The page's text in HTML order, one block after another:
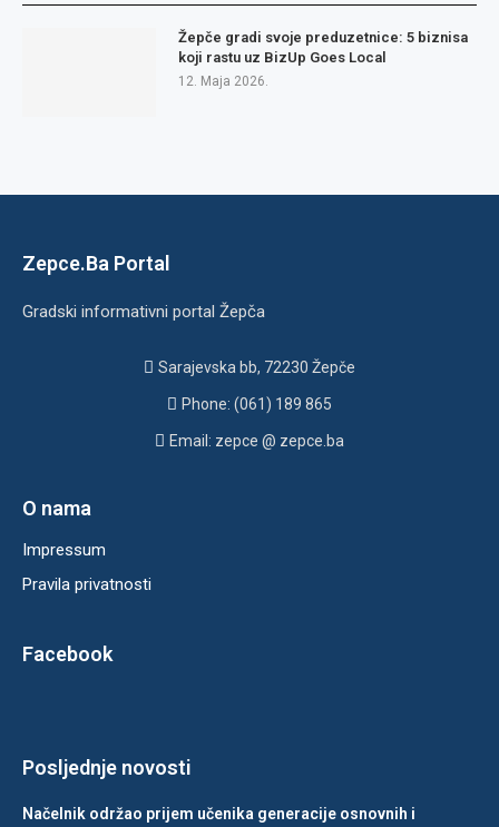
Žepče gradi svoje preduzetnice: 5 biznisa
koji rastu uz BizUp Goes Local
12. Maja 2026.
Zepce.Ba Portal
Gradski informativni portal Žepča
Sarajevska bb, 72230 Žepče
Phone: (061) 189 865
Email: zepce @ zepce.ba
O nama
Impressum
Pravila privatnosti
Facebook
Posljednje novosti
Načelnik održao prijem učenika generacije osnovnih i